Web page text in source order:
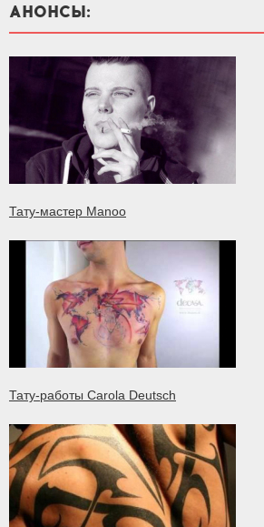
АНОНСЫ:
Тату-мастер Manoo
Тату-работы Carola Deutsch